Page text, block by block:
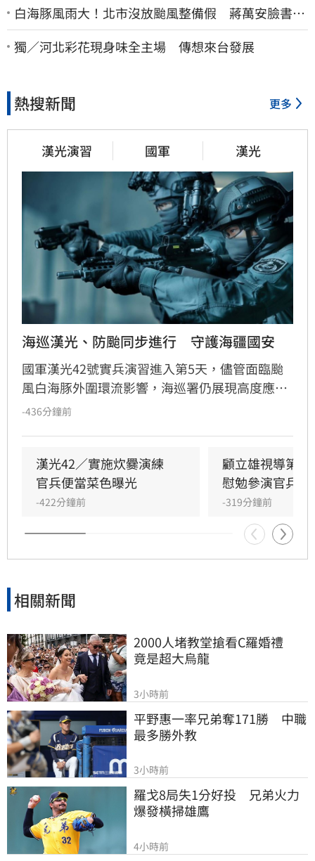
白海豚風雨大！北市沒放颱風整備假 蔣萬安臉書遭
網友灌爆：標準在哪？
獨／河北彩花現身味全主場 傳想來台發展
熱搜新聞 更多
漢光演習 國軍 漢光
海巡漢光、防颱同步進行　守護海疆國安
國軍漢光42號實兵演習進入第5天，儘管面臨颱
風白海豚外圍環流影響，海巡署仍展現高度應變
能力，在兼顧防颱整備的同時，順利完成關鍵設
-436分鐘前
漢光42／實施炊爨演練
官兵便當菜色曝光
-422分鐘前
顧立雄視導第
慰勉參演官兵辛
-319分鐘前
相關新聞
2000人堵教堂搶看C羅婚禮
竟是超大烏龍
3小時前
平野惠一率兄弟奪171勝　中職
最多勝外教
3小時前
羅戈8局失1分好投　兄弟火力
爆發橫掃雄鷹
4小時前